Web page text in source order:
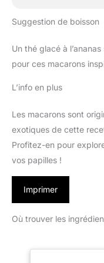
Suggestion de boisson
Un thé glacé à
pour ces macarons
L’info en plus
Les macarons sont
exotiques de cette
Profitez-en pour
vos papilles !
Imprimer
Où trouver les